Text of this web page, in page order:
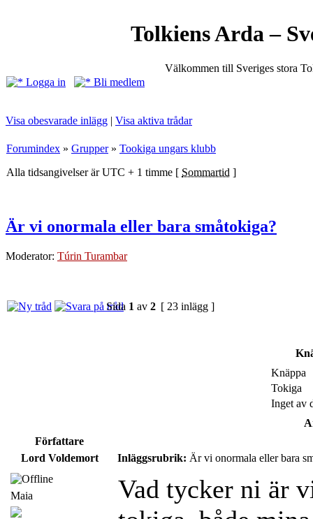
Tolkiens Arda –
Välkommen till Sveriges stora
Logga in
Bli medlem
Visa obesvarade inlägg | Visa aktiva trådar
Forumindex » Grupper» Tookiga ungars klubb
Alla tidsangivelser är UTC + 1 timme [ Sommartid ]
Är vi onormala eller bara småtokiga?
Moderator: Túrin Turambar
Sida 1 av 2 [ 23 inlägg ]
Knäppa
Tokiga
Inget av
Författare
Lord Voldemort
Inläggsrubrik: Är vi onormala eller bara
Maia
Vad tycker ni är